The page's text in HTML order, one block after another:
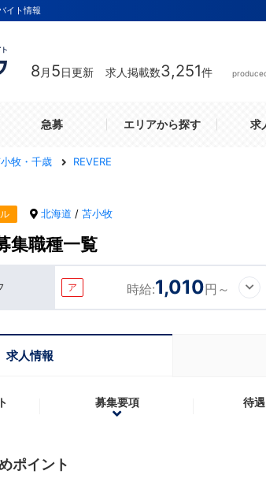
イト情報
8 月 5日更新 求人掲載数3,251件
急募 エリアから探す 求
牧・千歳 REVERE
北海道 / 苫小牧
集職種一覧
ア 時給:1,010円～
求人情報
募集要項 待
ポイント